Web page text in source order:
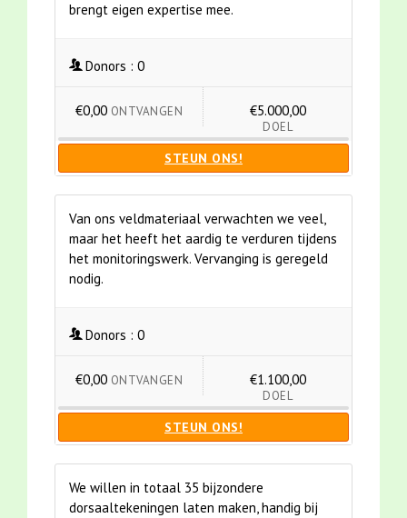
brengt eigen expertise mee.
Donors : 0
€0,00 ONTVANGEN €5.000,00
DOEL
STEUN ONS!
Van ons veldmateriaal verwachten we veel,
maar het heeft het aardig te verduren tijdens
het monitoringswerk. Vervanging is geregeld
nodig.
Donors : 0
€0,00 ONTVANGEN €1.100,00
DOEL
STEUN ONS!
We willen in totaal 35 bijzondere
dorsaaltekeningen laten maken, handig bij